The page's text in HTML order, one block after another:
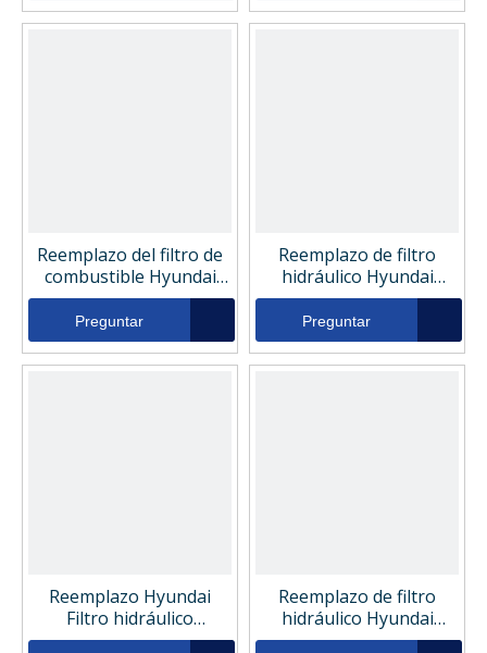
Reemplazo del filtro de
combustible Hyundai
11E170210
Preguntar
Reemplazo de filtro
hidráulico Hyundai
XKCF00646
Preguntar
Reemplazo Hyundai
Filtro hidráulico
XKBT00837
Reemplazo de filtro
hidráulico Hyundai
ZGAQ02400